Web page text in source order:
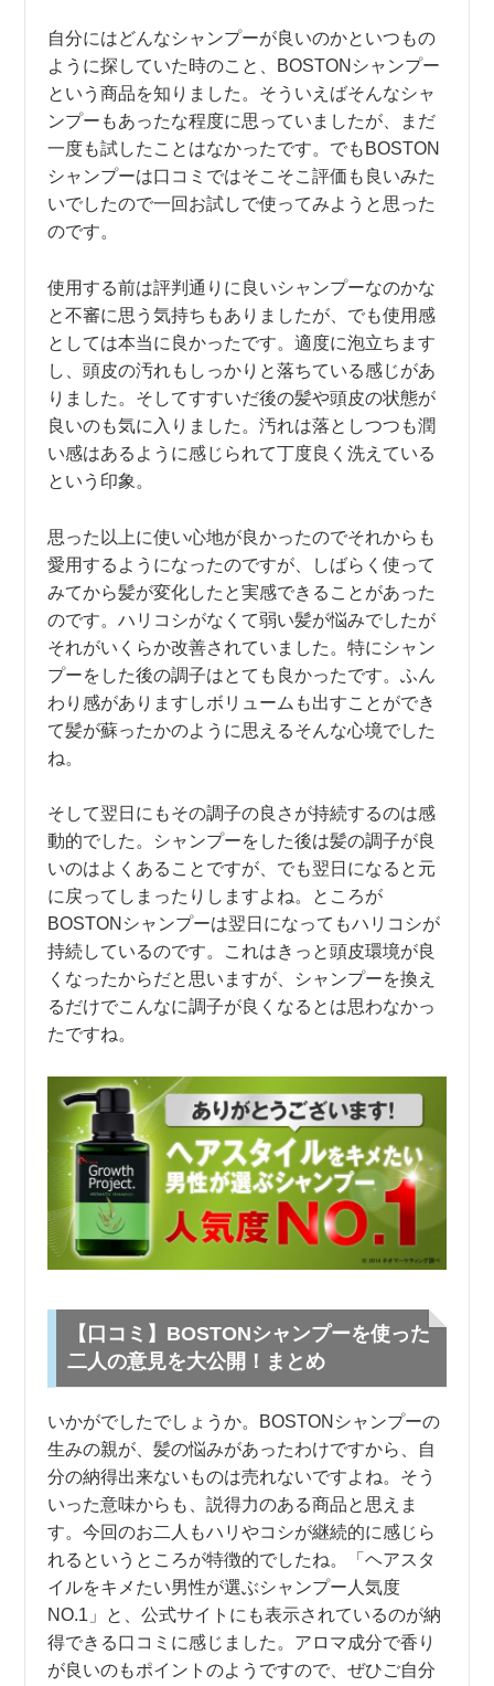
自分にはどんなシャンプーが良いのかといつもの
ように探していた時のこと、BOSTONシャンプー
という商品を知りました。そういえばそんなシャ
ンプーもあったな程度に思っていましたが、まだ
一度も試したことはなかったです。でもBOSTON
シャンプーは口コミではそこそこ評価も良いみた
いでしたので一回お試しで使ってみようと思った
のです。
使用する前は評判通りに良いシャンプーなのかな
と不審に思う気持ちもありましたが、でも使用感
としては本当に良かったです。適度に泡立ちます
し、頭皮の汚れもしっかりと落ちている感じがあ
りました。そしてすすいだ後の髪や頭皮の状態が
良いのも気に入りました。汚れは落としつつも潤
い感はあるように感じられて丁度良く洗えている
という印象。
思った以上に使い心地が良かったのでそれからも
愛用するようになったのですが、しばらく使って
みてから髪が変化したと実感できることがあった
のです。ハリコシがなくて弱い髪が悩みでしたが
それがいくらか改善されていました。特にシャン
プーをした後の調子はとても良かったです。ふん
わり感がありますしボリュームも出すことができ
て髪が蘇ったかのように思えるそんな心境でした
ね。
そして翌日にもその調子の良さが持続するのは感
動的でした。シャンプーをした後は髪の調子が良
いのはよくあることですが、でも翌日になると元
に戻ってしまったりしますよね。ところが
BOSTONシャンプーは翌日になってもハリコシが
持続しているのです。これはきっと頭皮環境が良
くなったからだと思いますが、シャンプーを換え
るだけでこんなに調子が良くなるとは思わなかっ
たですね。
【口コミ】BOSTONシャンプーを使った
二人の意見を大公開！まとめ
いかがでしたでしょうか。BOSTONシャンプーの
生みの親が、髪の悩みがあったわけですから、自
分の納得出来ないものは売れないですよね。そう
いった意味からも、説得力のある商品と思えま
す。今回のお二人もハリやコシが継続的に感じら
れるというところが特徴的でしたね。「ヘアスタ
イルをキメたい男性が選ぶシャンプー人気度
NO.1」と、公式サイトにも表示されているのが納
得できる口コミに感じました。アロマ成分で香り
が良いのもポイントのようですので、ぜひご自分